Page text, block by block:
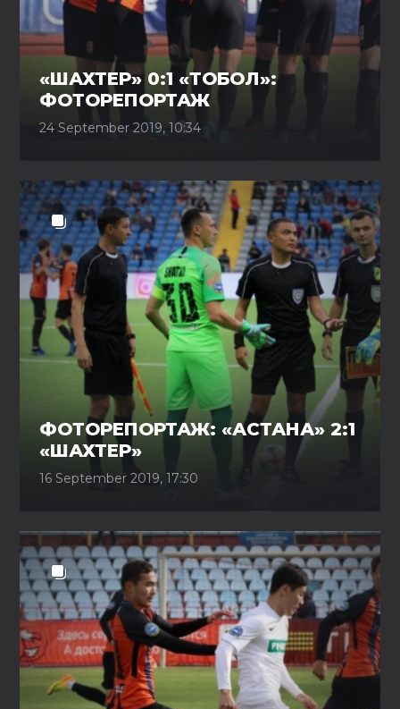
«ШАХТЕР» 0:1 «ТОБОЛ»:
ФОТОРЕПОРТАЖ
24 September 2019, 10:34
ФОТОРЕПОРТАЖ: «АСТАНА» 2:1
«ШАХТЕР»
16 September 2019, 17:30